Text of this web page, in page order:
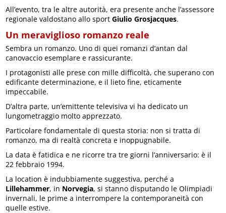
All’evento, tra le altre autorità, era presente anche l’assessore
regionale valdostano allo sportGiulio Grosjacques.
Un meraviglioso romanzo reale
Sembra un romanzo. Uno di quei romanzi d’antan dal
canovaccio esemplare e rassicurante.
I protagonisti alle prese con mille difficoltà, che superano con
edificante determinazione, e il lieto fine, eticamente
impeccabile.
D’altra parte, un’emittente televisiva vi ha dedicato un
lungometraggio molto apprezzato.
Particolare fondamentale di questa storia: non si tratta di
romanzo, ma di realtà concreta e inoppugnabile.
La data è fatidica e ne ricorre tra tre giorni l’anniversario: è il
22 febbraio 1994.
La location è indubbiamente suggestiva, perché a
Lillehammer, in Norvegia, si stanno disputando le Olimpiadi
invernali, le prime a interrompere la contemporaneità con
quelle estive.